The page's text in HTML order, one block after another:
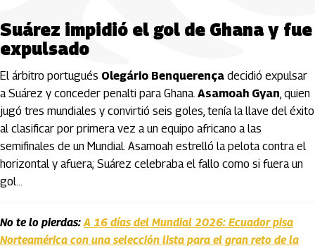
Suárez impidió el gol de Ghana y fue
expulsado
El árbitro portugués Olegário Benquerença decidió expulsar
a Suárez y conceder penalti para Ghana. Asamoah Gyan, quien
jugó tres mundiales y convirtió seis goles, tenía la llave del éxito
al clasificar por primera vez a un equipo africano a las
semifinales de un Mundial. Asamoah estrelló la pelota contra el
horizontal y afuera; Suárez celebraba el fallo como si fuera un
gol…
No te lo pierdas:A 16 días del Mundial 2026: Ecuador pisa
Norteamérica con una selección lista para el gran reto de la